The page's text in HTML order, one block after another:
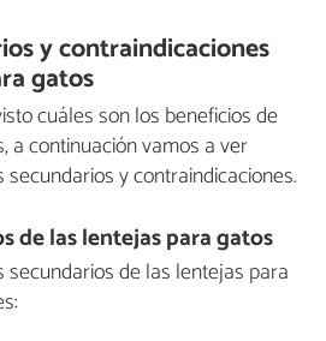
y contraindicaciones
gatos
cuáles son los beneficios de
a continuación vamos a ver
y contraindicaciones.
de las lentejas para gatos
de las lentejas para